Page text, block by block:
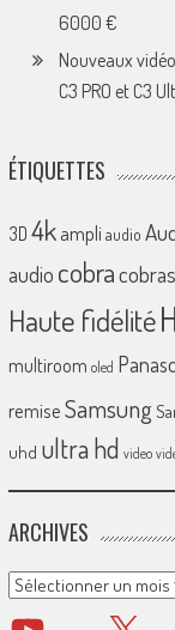
6000 €
Nouveaux
C3 PRO et C3
ÉTIQUETTES
3D 4k ampliaudio
audio cobra
Haute fidélité
multiroom oled
remiseSamsung
uhd ultra hd video
ARCHIVES
Archives